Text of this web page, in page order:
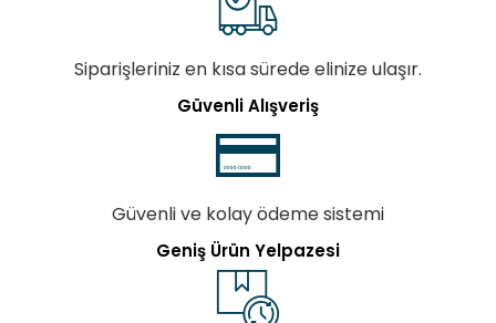
Siparişleriniz en kısa sürede elinize ulaşır.
Güvenli Alışveriş
Güvenli ve kolay ödeme sistemi
Geniş Ürün Yelpazesi